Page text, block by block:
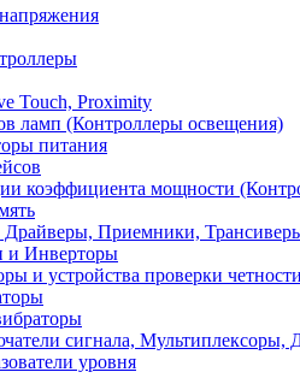
Touch, Proximity
ламп (Контроллеры освещения)
питания
коэффициента мощности
Драйверы, Приемники,
и Инверторы
и устройства проверки четности
сигнала, Мультиплексоры,
уровня